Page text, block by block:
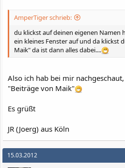
AmperTiger schrieb:
du klickst auf deinen eigenen Namen
ein kleines Fenster auf und da klickst
Maik" da ist dann alles dabei....
Also ich hab bei mir
"Beiträge von Maik"
Es grüßt
JR (Joerg) aus Köln
15.03.2012